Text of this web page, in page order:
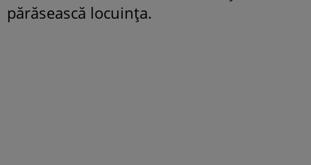
părăsească locuința.